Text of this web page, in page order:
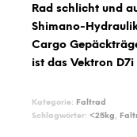
Rad schlicht und
Shimano-
Cargo
ist das Vektron
Kategorie: Faltrad
Schlagwörter: <25kg,